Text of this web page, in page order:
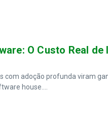
O Custo Real
com adoção profunda viram
house....